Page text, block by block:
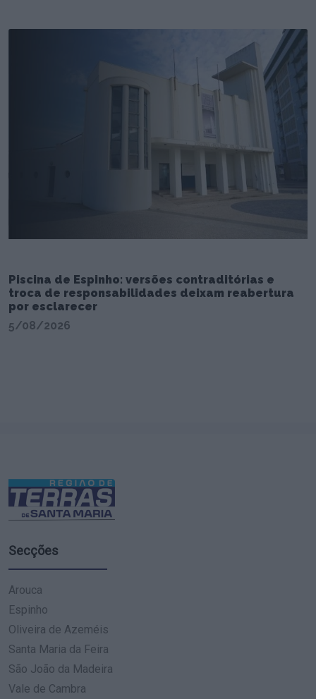
Piscina de Espinho: versões contraditórias e
troca de responsabilidades deixam reabertura
por esclarecer
5/08/2026
Secções
Arouca
Espinho
Oliveira de Azeméis
Santa Maria da Feira
São João da Madeira
Vale de Cambra